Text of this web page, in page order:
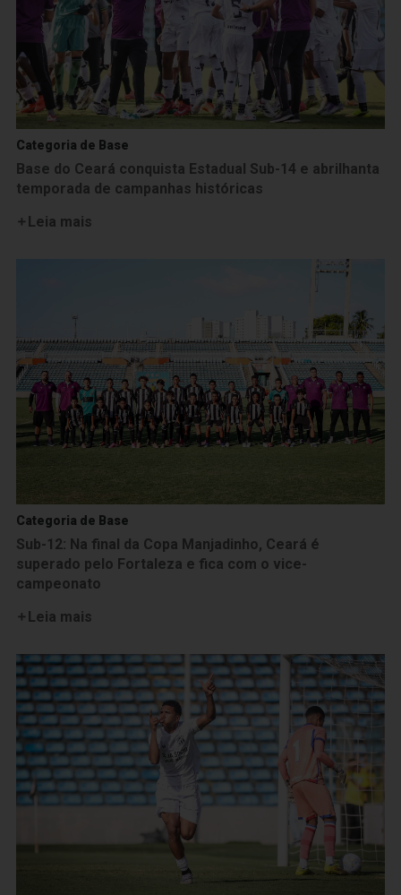
Categoria de Base
Base do Ceará conquista Estadual Sub-14 e abrilhanta
temporada de campanhas históricas
Leia mais
Categoria de Base
Sub-12: Na final da Copa Manjadinho, Ceará é
superado pelo Fortaleza e fica com o vice-
campeonato
Leia mais